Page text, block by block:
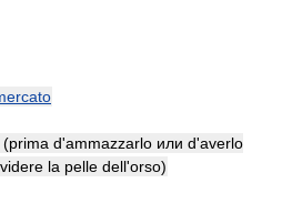
d'ammazzarlo или d'averlo
la pelle dell'orso)